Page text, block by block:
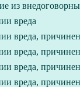
из
вреда
вреда,
вреда,
вреда,
вреда,